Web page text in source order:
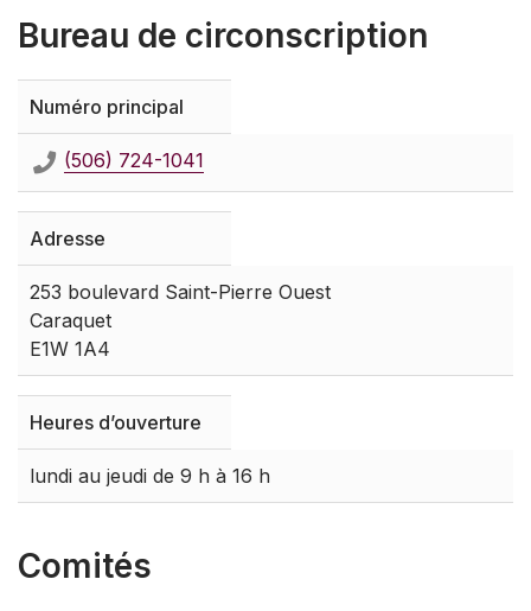
Bureau de circonscription
Numéro principal
(506) 724-1041
Adresse
253 boulevard Saint-Pierre Ouest
Caraquet
E1W 1A4
Heures d’ouverture
lundi au jeudi de 9 h à 16 h
Comités